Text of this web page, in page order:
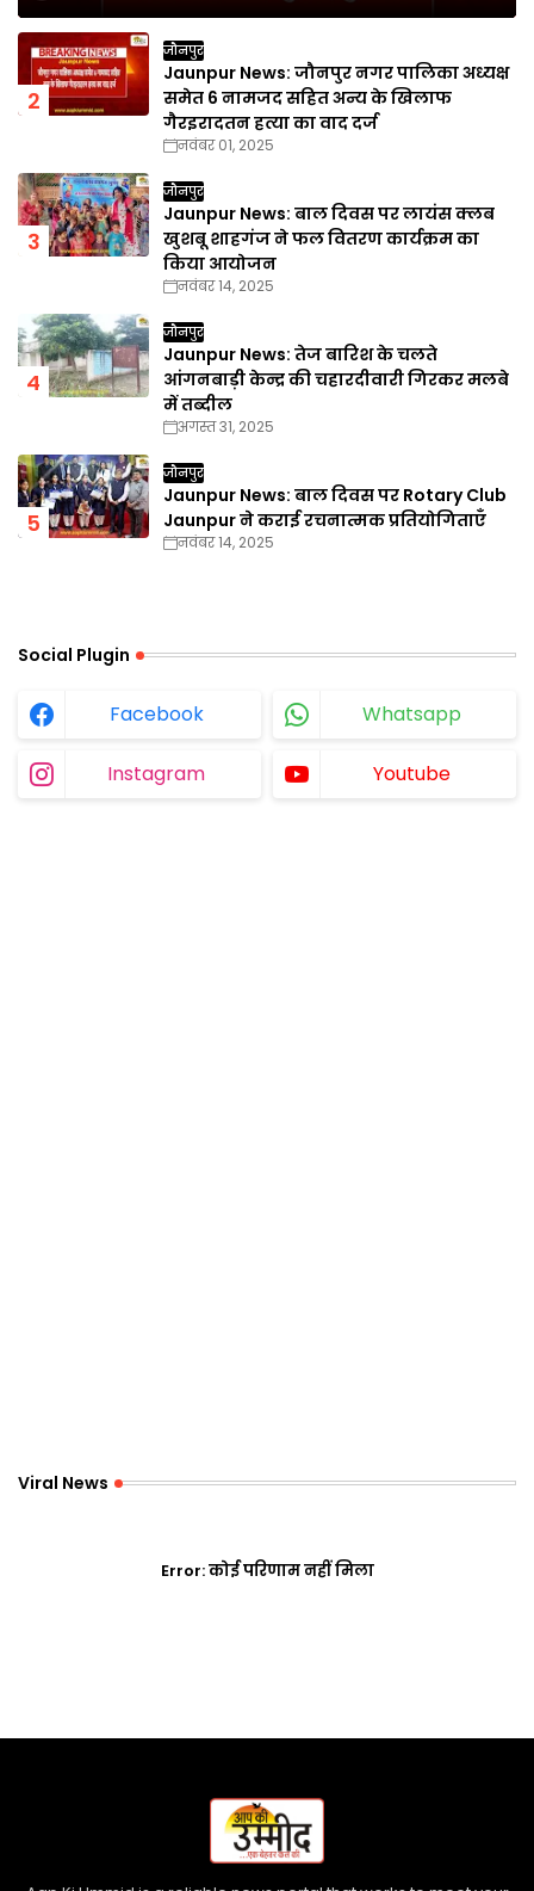
जौनपुर
Jaunpur News: जौनपुर नगर पालिका अध्यक्ष
समेत 6 नामजद सहित अन्य के खिलाफ
गैरइरादतन हत्या का वाद दर्ज
नवंबर 01, 2025
जौनपुर
Jaunpur News: बाल दिवस पर लायंस क्लब
खुशबू शाहगंज ने फल वितरण कार्यक्रम का
किया आयोजन
नवंबर 14, 2025
जौनपुर
Jaunpur News: तेज बारिश के चलते
आंगनबाड़ी केन्द्र की चहारदीवारी गिरकर मलबे
में तब्दील
अगस्त 31, 2025
जौनपुर
Jaunpur News: बाल दिवस पर Rotary Club
Jaunpur ने कराई रचनात्मक प्रतियोगिताएँ
नवंबर 14, 2025
Social Plugin
Facebook Whatsapp
Instagram Youtube
Viral News
Error:कोई परिणाम नहीं मिला